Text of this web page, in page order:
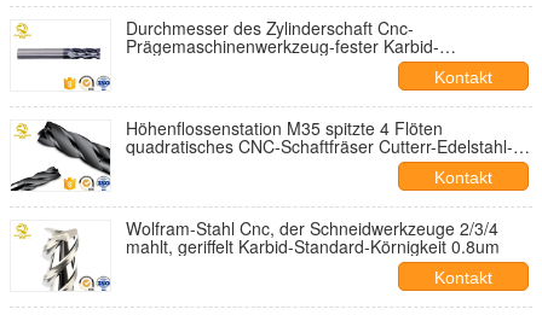
Durchmesser des Zylinderschaft Cnc-
Prägemaschinenwerkzeug-fester Karbid-
Kontakt
Höhenflossenstation M35 spitzte 4 Flöten
quadratisches CNC-Schaftfräser Cutterr-Edelstahl-
Kontakt
Wolfram-Stahl Cnc, der Schneidwerkzeuge 2/3/4
mahlt, geriffelt Karbid-Standard-Körnigkeit 0.8um
Kontakt